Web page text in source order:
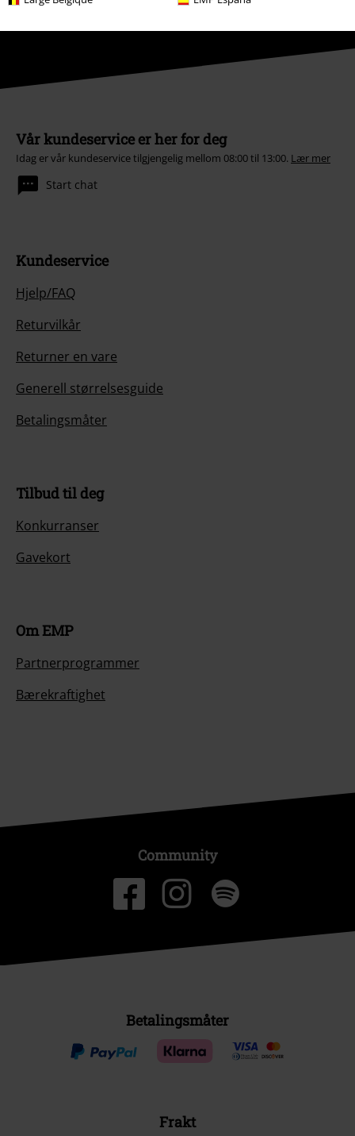
Broilers, Böhse Onkelz, Gavekort & Varer som har en donasjon inkludert i
Vår kundeservice er her for deg
Idag er vår kundeservice tilgjengelig mellom 08:00 til 13:00. Lær mer
Start chat
Kundeservice
Hjelp/FAQ
Returvilkår
Returner en vare
Generell størrelsesguide
Betalingsmåter
Tilbud til deg
Konkurranser
Gavekort
Om EMP
Partnerprogrammer
Bærekraftighet
Community
Betalingsmåter
Frakt